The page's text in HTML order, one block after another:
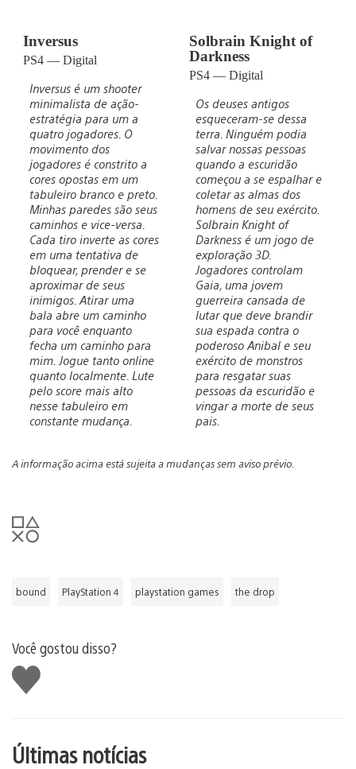
Inversus
PS4 — Digital
Inversus é um shooter
minimalista de ação-
estratégia para um a
quatro jogadores. O
movimento dos
jogadores é constrito a
cores opostas em um
tabuleiro branco e preto.
Minhas paredes são seus
caminhos e vice-versa.
Cada tiro inverte as cores
em uma tentativa de
bloquear, prender e se
aproximar de seus
inimigos. Atirar uma
bala abre um caminho
para você enquanto
fecha um caminho para
mim. Jogue tanto online
quanto localmente. Lute
pelo score mais alto
nesse tabuleiro em
constante mudança.
Solbrain Knight of
Darkness
PS4 — Digital
Os deuses antigos
esqueceram-se dessa
terra. Ninguém podia
salvar nossas pessoas
quando a escuridão
começou a se espalhar e
coletar as almas dos
homens de seu exército.
Solbrain Knight of
Darkness é um jogo de
exploração 3D.
Jogadores controlam
Gaia, uma jovem
guerreira cansada de
lutar que deve brandir
sua espada contra o
poderoso Anibal e seu
exército de monstros
para resgatar suas
pessoas da escuridão e
vingar a morte de seus
pais.
A informação acima está sujeita a mudanças sem aviso prévio.
bound PlayStation 4 playstation games the drop
Você gostou disso?
Curtir
Últimas notícias